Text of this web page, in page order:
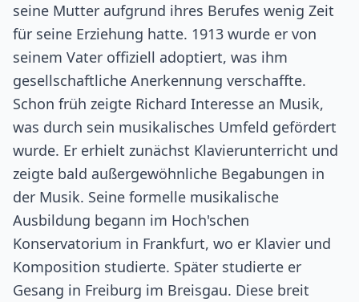
seine Mutter aufgrund ihres Berufes wenig Zeit
für seine Erziehung hatte. 1913 wurde er von
seinem Vater offiziell adoptiert, was ihm
gesellschaftliche Anerkennung verschaffte.
Schon früh zeigte Richard Interesse an Musik,
was durch sein musikalisches Umfeld gefördert
wurde. Er erhielt zunächst Klavierunterricht und
zeigte bald außergewöhnliche Begabungen in
der Musik. Seine formelle musikalische
Ausbildung begann im Hoch'schen
Konservatorium in Frankfurt, wo er Klavier und
Komposition studierte. Später studierte er
Gesang in Freiburg im Breisgau. Diese breit